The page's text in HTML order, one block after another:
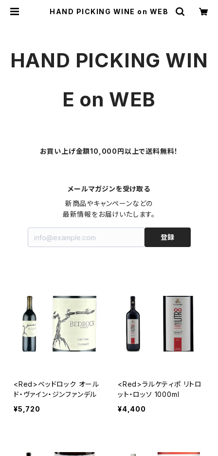
HAND PICKING WINE on WEB
HAND PICKING WIN
E on WEB
お買い上げ金額10,000円以上で送料無料！
メールマガジンを受け取る
新商品やキャンペーンなどの
最新情報をお届けいたします。
登録
<Red>ベッドロック オール
ド・ヴァイン・ジンファンデル
¥5,720
<Red>ラルケティポ リトロ
ット・ロッソ 1000ml
¥4,400